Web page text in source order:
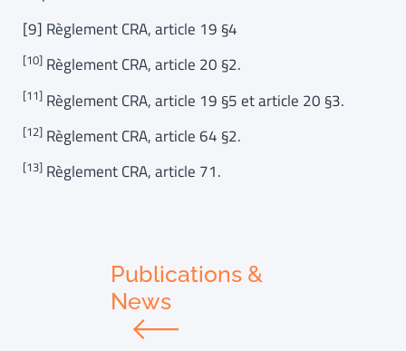
[9] Règlement CRA, article 19 §4
[10] Règlement CRA, article 20 §2.
[11] Règlement CRA, article 19 §5 et article 20 §3.
[12] Règlement CRA, article 64 §2.
[13] Règlement CRA, article 71.
Publications &
News